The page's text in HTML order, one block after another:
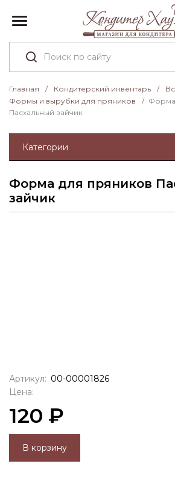
Главная / Кондитерский инвентарь /
Формы и вырубки для пряников
/ Форма
Пасхальный зайчик
Категории
Форма для пряников
зайчик
Артикул: 00-00001826
Цена:
120 ₽
В корзину